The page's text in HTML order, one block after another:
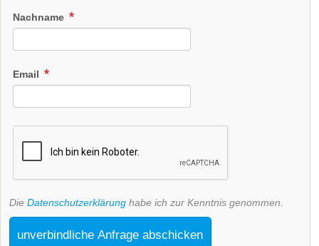
Nachname
Email
Die Datenschutzerklärung habe ich zur Kenntnis genommen.
unverbindliche Anfrage abschicken